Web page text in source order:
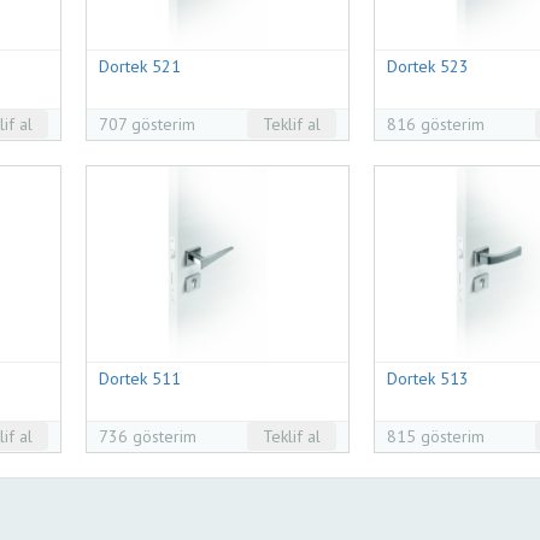
al
Dortek 521
707 gösterim Teklif al
Dortek 523
816 gösterim
al
Dortek 511
736 gösterim Teklif al
Dortek 513
815 gösterim